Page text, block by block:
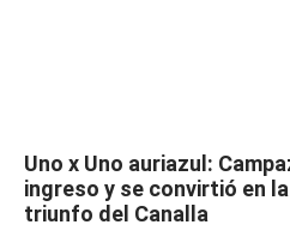
Uno x Uno auriazul:
ingreso y se convirtió en
triunfo del Canalla